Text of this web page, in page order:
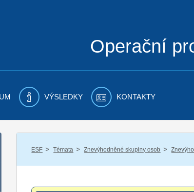
Operační
VÝSLEDKY KONTAKTY
ESF / Témata / Znevýhodněné skupiny osob /